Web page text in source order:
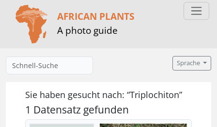
AFRICAN PLANTS
A photo guide
Sprache
Sie haben gesucht nach: “Triplochiton”
1 Datensatz gefunden